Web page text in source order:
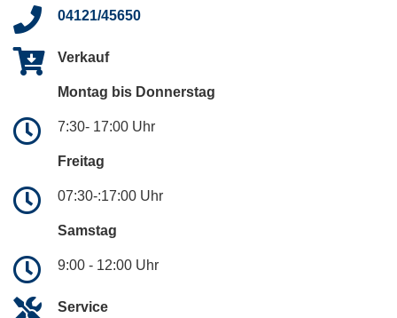
04121/45650
Verkauf
Montag bis Donnerstag
7:30- 17:00 Uhr
Freitag
07:30-:17:00 Uhr
Samstag
9:00 - 12:00 Uhr
Service